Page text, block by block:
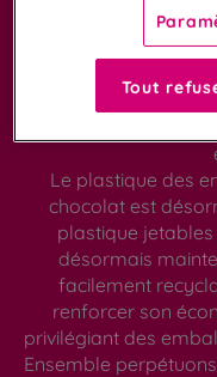
Des chocolats ou
original et gourmand
chocolats et
Le plastique des
chocolat est
plastique
désormais
facilement
renforcer son
privilégiant des
Ensemble
Tout